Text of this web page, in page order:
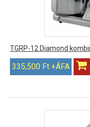
TGRP-12 Diamond
335,500 Ft +ÁFA